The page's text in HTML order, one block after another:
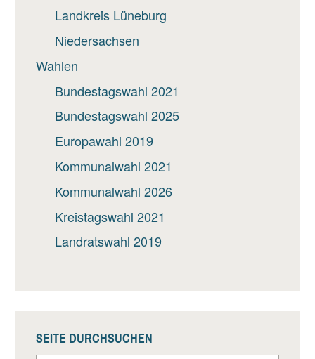
Landkreis Lüneburg
Niedersachsen
Wahlen
Bundestagswahl 2021
Bundestagswahl 2025
Europawahl 2019
Kommunalwahl 2021
Kommunalwahl 2026
Kreistagswahl 2021
Landratswahl 2019
SEITE DURCHSUCHEN